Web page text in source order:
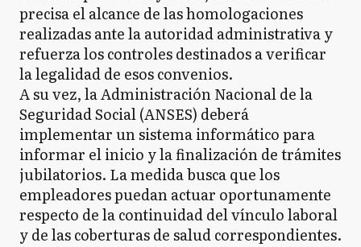
precisa el alcance de las homologaciones
realizadas ante la autoridad administrativa y
refuerza los controles destinados a verificar
la legalidad de esos convenios.
A su vez, la Administración Nacional de la
Seguridad Social (ANSES) deberá
implementar un sistema informático para
informar el inicio y la finalización de trámites
jubilatorios. La medida busca que los
empleadores puedan actuar oportunamente
respecto de la continuidad del vínculo laboral
y de las coberturas de salud correspondientes.